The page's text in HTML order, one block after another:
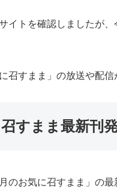
イトを確認しましたが
召すまま」の放送や配信
すまま最新刊
のお気に召すまま」の